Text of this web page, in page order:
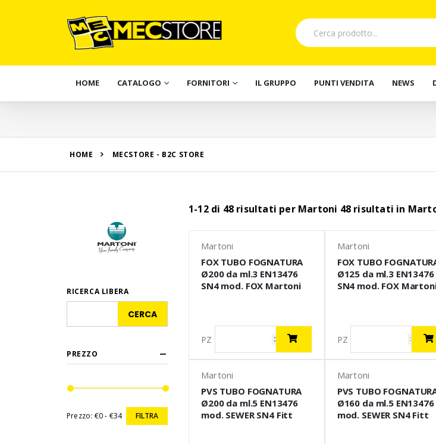
HOME CATALOGO FORNITORI IL GRUPPO PUNTI VENDITA NEWS
HOME MECSTORE - B2C STORE
1-12 di 48 risultati per Martoni 48 risultati in
Martoni
FOX TUBO FOGNATURA
Ø200 da ml.3 EN13476
SN4 mod. FOX Martoni
PZ
Martoni
FOX TUBO
Ø125 da ml.3 EN13476
SN4 mod. FOX
PZ
Martoni
PVS TUBO FOGNATURA
Ø200 da ml.5 EN13476
mod. SEWER SN4 Fitt
Martoni
PVS TUBO
Ø160 da ml.5 EN13476
mod. SEWER SN4 Fitt
RICERCA LIBERA
PREZZO
Prezzo: €0 - €34 FILTRA